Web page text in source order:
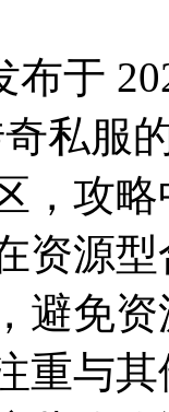
布于
私服
，攻
资源
避免
重与